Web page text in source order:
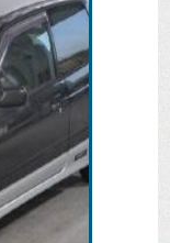
実績データ